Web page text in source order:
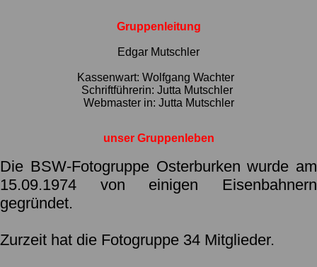
Gruppenleitung
Edgar Mutschler
Kassenwart: Wolfgang Wachter
Schriftführerin: Jutta Mutschler
Webmaster in: Jutta Mutschler
unser Gruppenleben
Die BSW-Fotogruppe Osterburken wurde am
15.09.1974 von einigen Eisenbahnern
gegründet.
Zurzeit hat die Fotogruppe 34 Mitglieder.